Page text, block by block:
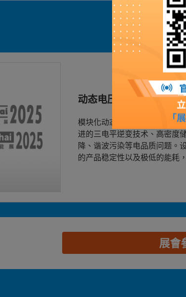
动态电压恢复器
模块化动态电压恢复器是服务
进的三电平逆变技术、高密度
降、谐波污染等电品质问题。
的产品稳定性以及极低的能耗
展會